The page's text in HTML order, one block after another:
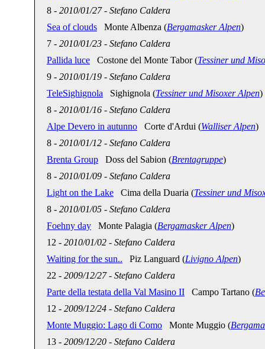
8 - 2010/01/27- Stefano Caldera
Sea of clouds Monte Albenza (Bergamasker Alpen)
7 - 2010/01/23 - Stefano Caldera
Pallida luce Costone del Monte Tabor (Tessiner und
9 - 2010/01/19 - Stefano Caldera
TeleSighignola Sighignola (Tessiner und Misoxer Alpen)
8 - 2010/01/16 - Stefano Caldera
Alpe Devero in autunno Corte d'Ardui (Walliser Alpen)
8 - 2010/01/12 - Stefano Caldera
Brenta Group Doss del Sabion (Brentagruppe)
8 - 2010/01/09 - Stefano Caldera
Light on the Lake Cima della Duaria (Tessiner und
8 - 2010/01/05 - Stefano Caldera
Foehny day Monte Palagia (Bergamasker Alpen)
12 - 2010/01/02 - Stefano Caldera
Waiting for the sun.. Piz Languard (Livigno Alpen)
22 - 2009/12/27- Stefano Caldera
Parte della testata della Val Masino II Campo Tartano (
12 - 2009/12/24 - Stefano Caldera
Monte Muggio: Lago di Como Monte Muggio (
13 - 2009/12/20 - Stefano Caldera